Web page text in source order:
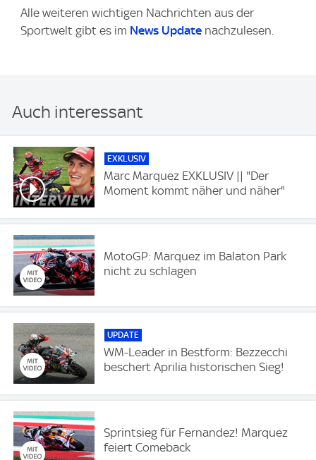
Alle weiteren wichtigen Nachrichten aus der
Sportwelt gibt es im News Update nachzulesen.
Auch interessant
EXKLUSIV
Marc Marquez EXKLUSIV || "Der
Moment kommt näher und näher"
MotoGP: Marquez im Balaton Park
nicht zu schlagen
UPDATE
WM-Leader in Bestform: Bezzecchi
beschert Aprilia historischen Sieg!
Sprintsieg für Fernandez! Marquez
feiert Comeback